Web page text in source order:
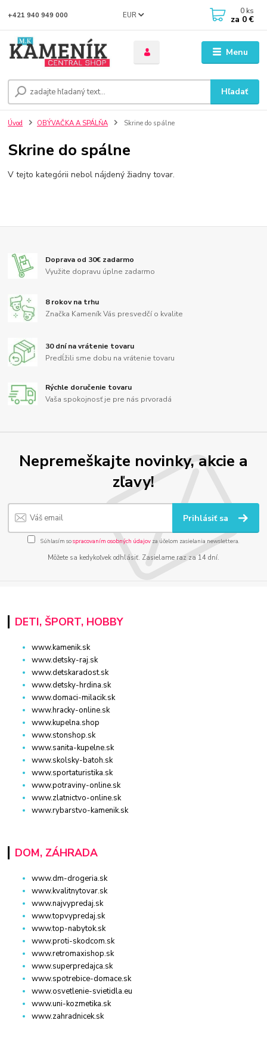
Menu
EUR
Hľadať
+421 940 949 000 0 ks
za 0 €
Úvod OBÝVAČKA A SPÁLŇA Skrine do spálne
Skrine do spálne
V tejto kategórii nebol nájdený žiadny tovar.
Doprava od 30€ zadarmo
Využite dopravu úplne zadarmo
8 rokov na trhu
Značka Kameník Vás presvedčí o kvalite
30 dní na vrátenie tovaru
Predĺžili sme dobu na vrátenie tovaru
Rýchle doručenie tovaru
Vaša spokojnosť je pre nás prvoradá
Nepremeškajte novinky, akcie a
zľavy!
Prihlásiť sa
Súhlasím sospracovaním osobných údajov za účelom zasielania newslettera.
Môžete sa kedykoľvek odhlásiť. Zasielame raz za 14 dní.
DETI, ŠPORT, HOBBY
www.kamenik.sk
www.detsky-raj.sk
www.detskaradost.sk
www.detsky-hrdina.sk
www.domaci-milacik.sk
www.hracky-online.sk
www.kupelna.shop
www.stonshop.sk
www.sanita-kupelne.sk
www.skolsky-batoh.sk
www.sportaturistika.sk
www.potraviny-online.sk
www.zlatnictvo-online.sk
www.rybarstvo-kamenik.sk
DOM, ZÁHRADA
www.dm-drogeria.sk
www.kvalitnytovar.sk
www.najvypredaj.sk
www.topvypredaj.sk
www.top-nabytok.sk
www.proti-skodcom.sk
www.retromaxishop.sk
www.superpredajca.sk
www.spotrebice-domace.sk
www.osvetlenie-svietidla.eu
www.uni-kozmetika.sk
www.zahradnicek.sk